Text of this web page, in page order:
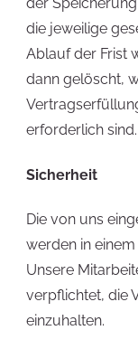
der
die jeweilige
Ablauf der Frist
dann gelöscht,
erforderlich sind.
Sicherheit
Die von uns
werden in
Unsere
verpflichtet, die
einzuhalten.